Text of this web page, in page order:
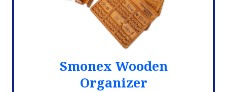
Smonex Wooden
Organizer